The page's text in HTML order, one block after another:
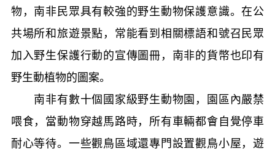
物，南非民眾具有較強的野生動物保護意識。在公
共場所和旅遊景點，常能看到相關標語和號召民眾
加入野生保護行動的宣傳圖冊，南非的貨幣也印有
野生動植物的圖案。
南非有數十個國家級野生動物園，園區內嚴禁
喂食，當動物穿越馬路時，所有車輛都會自覺停車
耐心等待。一些觀鳥區域還專門設置觀鳥小屋，遊